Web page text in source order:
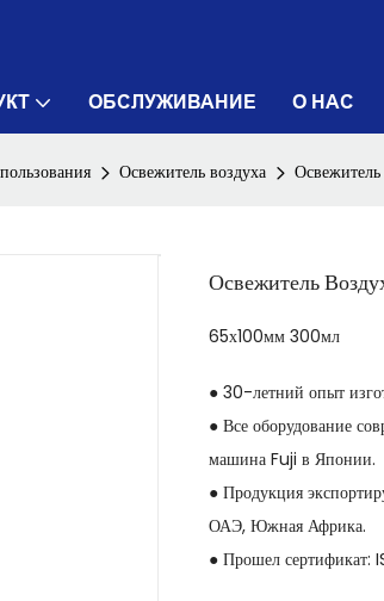
ОБСЛУЖИВАНИЕ О НАС
Освежитель воздуха
Освежитель
65х100мм 300мл
● 30-летний опыт
● Все оборудование
машина Fuji в Японии.
● Продукция
ОАЭ, Южная Африка.
● Прошел сертификат: